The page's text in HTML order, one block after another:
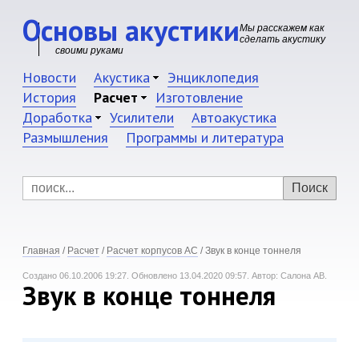
Основы акустикиМы расскажем как
сделать акустику
своими руками
Новости Акустика
Энциклопедия
История
Расчет
Изготовление
Доработка
Усилители
Автоакустика
Размышления
Программы и литература
Главная / Расчет / Расчет корпусов АС / Звук в конце тоннеля
Создано 06.10.2006 19:27. Обновлено 13.04.2020 09:57. Автор: Салона АВ.
Звук в конце тоннеля